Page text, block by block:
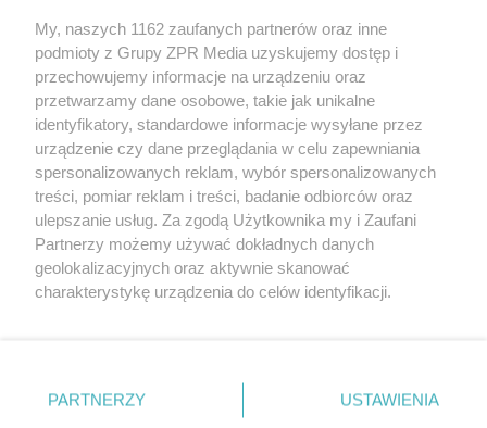
Żaden utwór zamieszczony w serwisie nie może być powielany i
rozpowszechniany lub dalej rozpowszechniany w jakikolwiek sposób (w
tym także elektroniczny lub mechaniczny) na jakimkolwiek polu
eksploatacji w jakiejkolwiek formie, włącznie z umieszczaniem w
Internecie bez pisemnej zgody właściciela praw. Jakiekolwiek użycie lub
wykorzystanie utworów w całości lub w części z naruszeniem prawa,
tzn. bez właściwej zgody, jest zabronione pod groźbą kary i może być
ścigane prawnie.
My, naszych 1162 zaufanych partnerów oraz inne
podmioty z Grupy ZPR Media uzyskujemy dostęp i
przechowujemy informacje na urządzeniu oraz
przetwarzamy dane osobowe, takie jak unikalne
identyfikatory, standardowe informacje wysyłane przez
urządzenie czy dane przeglądania w celu zapewniania
spersonalizowanych reklam, wybór spersonalizowanych
treści, pomiar reklam i treści, badanie odbiorców oraz
ulepszanie usług. Za zgodą Użytkownika my i Zaufani
Partnerzy możemy używać dokładnych danych
geolokalizacyjnych oraz aktywnie skanować
charakterystykę urządzenia do celów identyfikacji.
zmienić/wycofać klikając przycisk ustawień prywatności
znajdujący się w lewym dolnym rogu strony
PARTNERZY USTAWIENIA